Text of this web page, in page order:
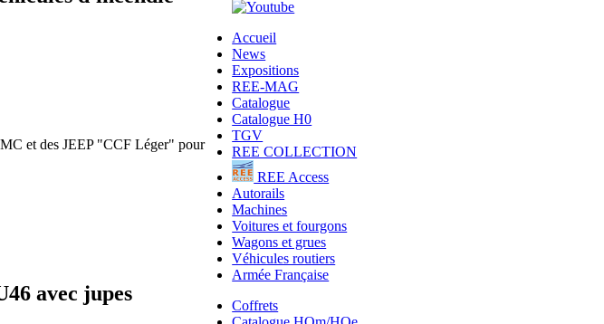
et des JEEP "CCF Léger" pour
avec jupes
Accueil
News
Expositions
REE-MAG
Catalogue
Catalogue H0
TGV
REE COLLECTION
REE Access
Autorails
Machines
Voitures et fourgons
Wagons et grues
Véhicules routiers
Armée Française
Coffrets